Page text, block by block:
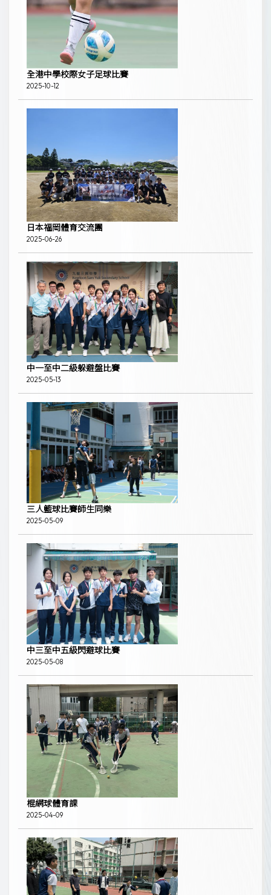
全港中學校際女子足球比賽
2025-10-12
日本福岡體育交流團
2025-06-26
中一至中二級躲避盤比賽
2025-05-13
三人籃球比賽師生同樂
2025-05-09
中三至中五級閃避球比賽
2025-05-08
棍網球體育課
2025-04-09